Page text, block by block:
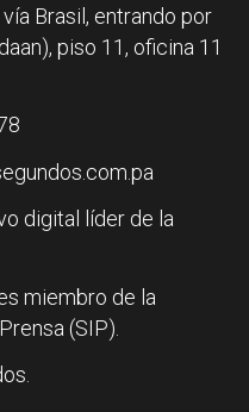
Brasil, entrando por
piso 11, oficina 11
digital líder de la
miembro de la
(SIP).